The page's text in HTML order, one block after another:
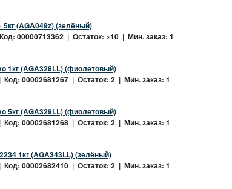
(AGA049z) (зелёный)
00000713362 | Остаток: >10 | Мин. заказ: 1
1кг (AGA328LL) (фиолетовый)
00002681267 | Остаток: 2 | Мин. заказ: 1
5кг (AGA329LL) (фиолетовый)
00002681268 | Остаток: 2 | Мин. заказ: 1
1кг (AGA343LL) (зелёный)
00002682410 | Остаток: 2 | Мин. заказ: 1